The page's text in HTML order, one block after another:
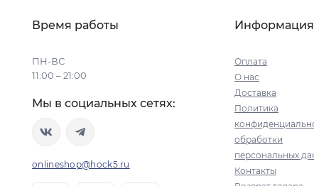
Время работы
ПН-ВС
11:00 – 21:00
Мы в социальных сетях:
onlineshop@hock5.ru
Информация
Оплата
О нас
Доставка
Политика
обработки
персональных
Контакты